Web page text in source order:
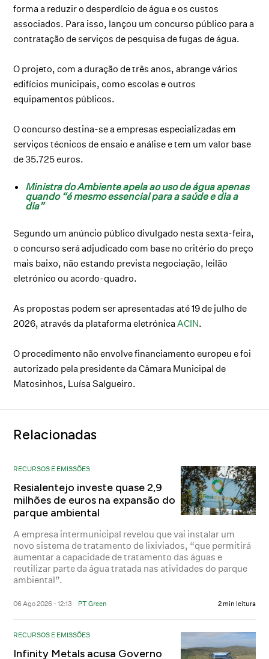
forma a reduzir o desperdício de água e os custos
associados. Para isso, lançou um concurso público para a
contratação de serviços de pesquisa de fugas de água.
O projeto, com a duração de três anos, abrange vários
edifícios municipais, como escolas e outros
equipamentos públicos.
O concurso destina-se a empresas especializadas em
serviços técnicos de ensaio e análise e tem um valor base
de 35.725 euros.
Ministra do Ambiente apela ao uso de água apenas
quando “é mesmo essencial para a saúde e dia a
dia”
Segundo um anúncio público divulgado nesta sexta-feira,
o concurso será adjudicado com base no critério do preço
mais baixo, não estando prevista negociação, leilão
eletrónico ou acordo-quadro.
As propostas podem ser apresentadas até 19 de julho de
2026, através da plataforma eletrónicaACIN.
O procedimento não envolve financiamento europeu e foi
autorizado pela presidente da Câmara Municipal de
Matosinhos, Luísa Salgueiro.
Relacionadas
RECURSOS E EMISSÕES
Resialentejo investe quase 2,9
milhões de euros na expansão do
parque ambiental
A empresa intermunicipal revelou que vai instalar um
novo sistema de tratamento de lixiviados, “que permitirá
aumentar a capacidade de tratamento das águas e
reutilizar parte da água tratada nas atividades do parque
ambiental”.
06 Ago 2026 - 12:13 PT Green 2 min leitura
RECURSOS E EMISSÕES
Infinity Metals acusa Governo